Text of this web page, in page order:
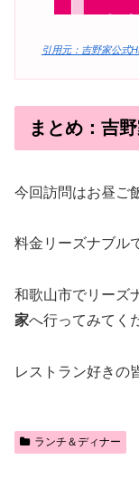
引用元：吉野家公式
まとめ：吉
今回訪問はお昼ご
料金リーズナブル
和歌山市でリーズ
家へ行ってみてく
レストラン好きの
ランチ＆ディナー